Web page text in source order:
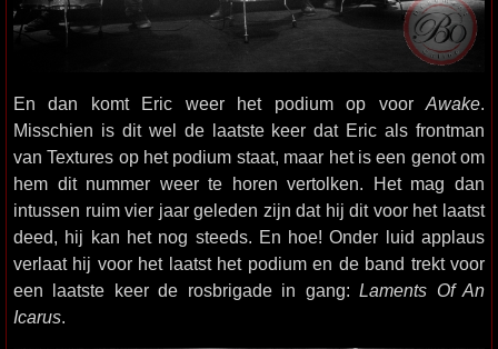
En dan komt Eric weer het podium op voor Awake.
Misschien is dit wel de laatste keer dat Eric als frontman
van Textures op het podium staat, maar het is een genot om
hem dit nummer weer te horen vertolken. Het mag dan
intussen ruim vier jaar geleden zijn dat hij dit voor het laatst
deed, hij kan het nog steeds. En hoe! Onder luid applaus
verlaat hij voor het laatst het podium en de band trekt voor
een laatste keer de rosbrigade in gang:Laments Of An
Icarus.